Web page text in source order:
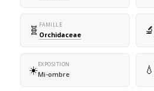
🧬 FAMILLE
Orchidaceae 🔬
☀️EXPOSITION
Mi-ombre 💧